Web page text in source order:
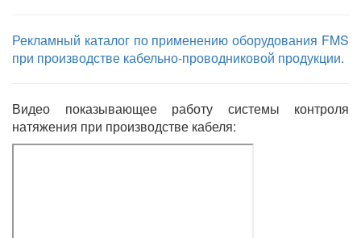
Рекламный каталог по применению оборудования FMS
при производстве кабельно-проводниковой продукции.
Видео показывающее работу системы контроля
натяжения при производстве кабеля: